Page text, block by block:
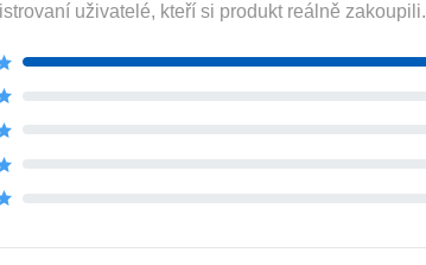
uživatelé, kteří si produkt reálně zakoupili.